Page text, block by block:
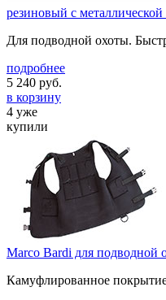
резиновый с
Для подводной охоты.
подробнее
5 240 руб.
в корзину
4 уже
купили
Marco Bardi для подводной
Камуфлированное